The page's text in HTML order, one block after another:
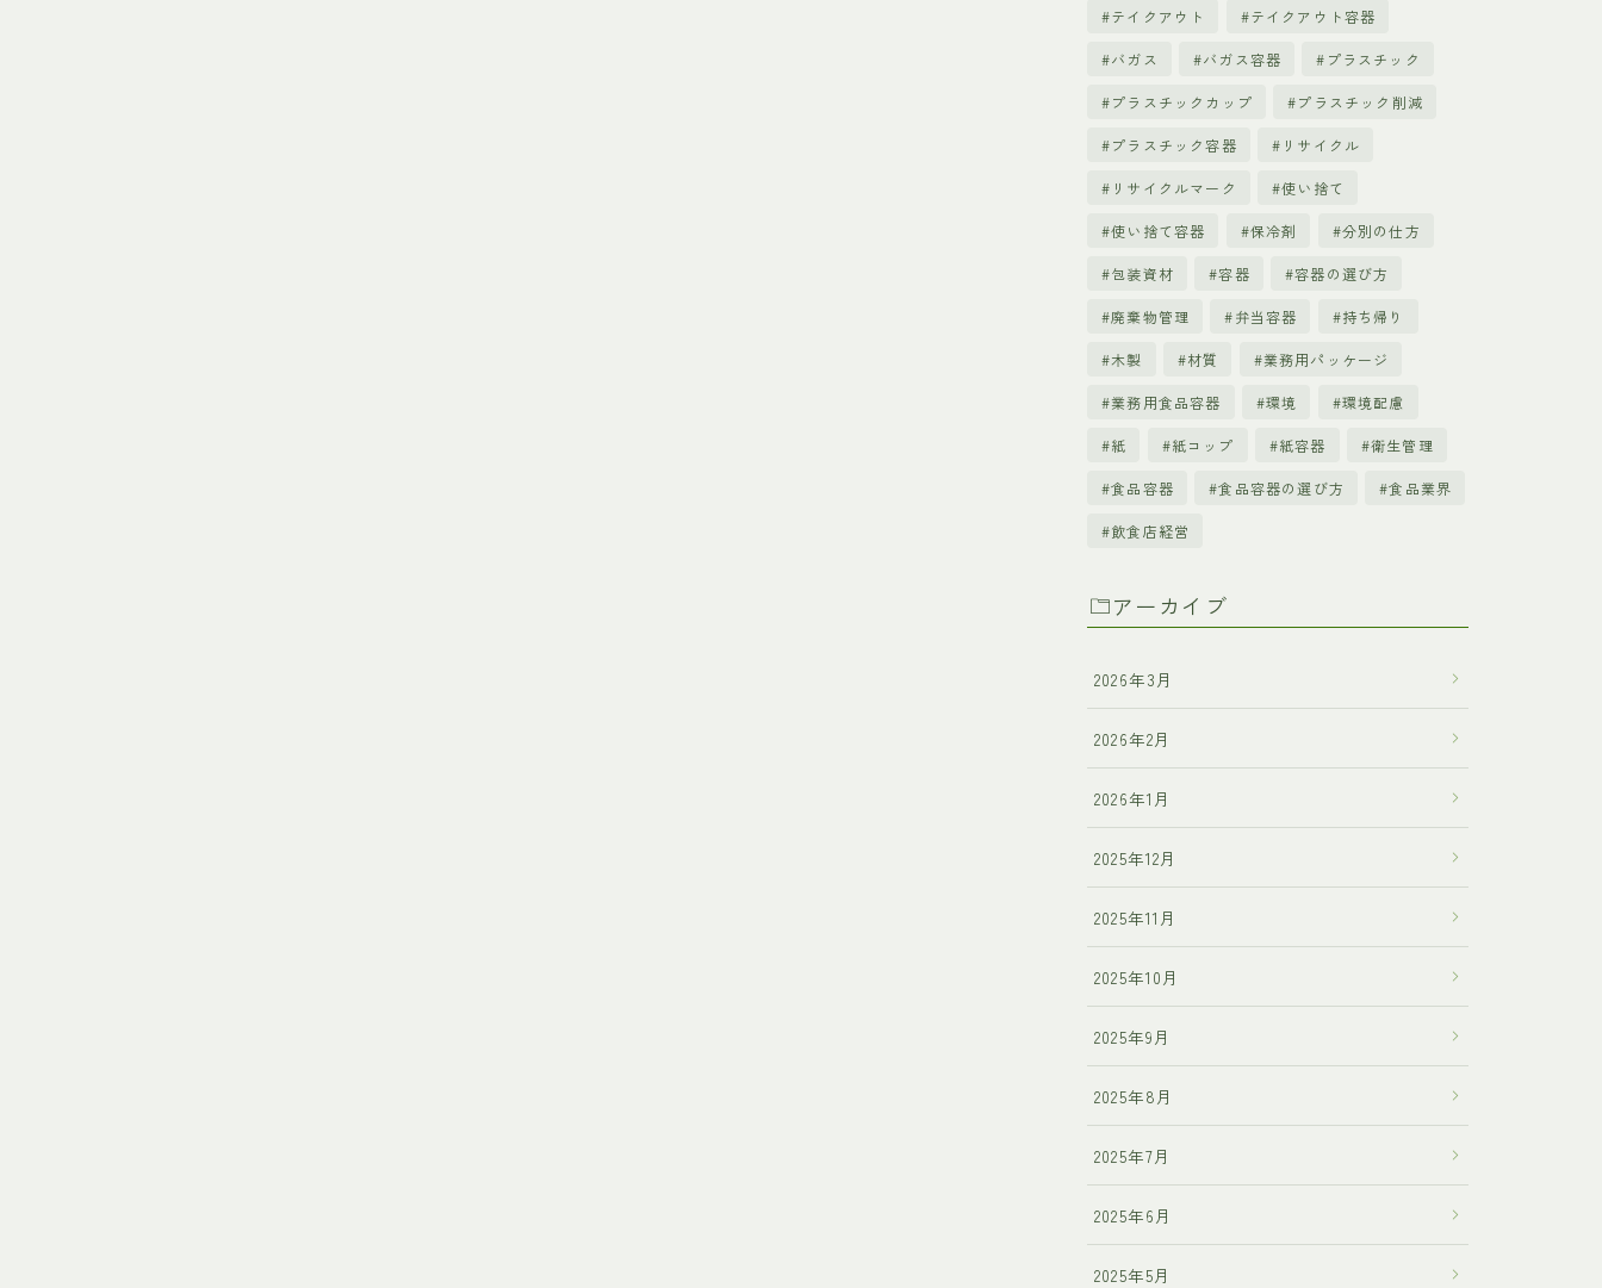
テイクアウト テイクアウト容器
バガス バガス容器 プラスチック
プラスチックカップ プラスチック削減
プラスチック容器 リサイクル
リサイクルマーク 使い捨て
使い捨て容器 保冷剤 分別の仕方
包装資材 容器 容器の選び方
廃棄物管理 弁当容器 持ち帰り
木製 材質 業務用パッケージ
業務用食品容器 環境 環境配慮
紙 紙コップ 紙容器 衛生管理
食品容器 食品容器の選び方 食品業界
飲食店経営
アーカイブ
2026年3月
2026年2月
2026年1月
2025年12月
2025年11月
2025年10月
2025年9月
2025年8月
2025年7月
2025年6月
2025年5月